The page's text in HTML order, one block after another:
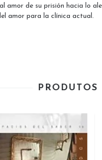
amor de su prisión hacia lo
amor para la clínica actual.